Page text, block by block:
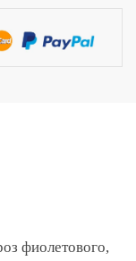
фиолетового,